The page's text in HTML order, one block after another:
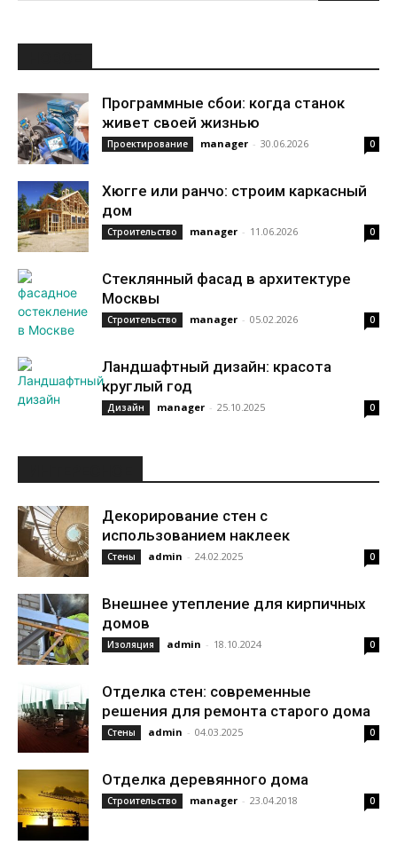
Программные сбои: когда станок
живет своей жизнью
Проектирование manager - 30.06.2026 0
Хюгге или ранчо: строим каркасный
дом
Строительство manager - 11.06.2026 0
Стеклянный фасад в архитектуре
Москвы
Строительство manager - 05.02.2026 0
Ландшафтный дизайн: красота
круглый год
Дизайн manager - 25.10.2025 0
Декорирование стен с
использованием наклеек
Стены admin - 24.02.2025 0
Внешнее утепление для кирпичных
домов
Изоляция admin - 18.10.2024 0
Отделка стен: современные
решения для ремонта старого дома
Стены admin - 04.03.2025 0
Отделка деревянного дома
Строительство manager - 23.04.2018 0